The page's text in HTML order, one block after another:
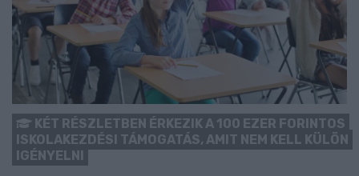
KÉT RÉSZLETBEN ÉRKEZIK A 100 EZER FORINTOS
ISKOLAKEZDÉSI TÁMOGATÁS, AMIT NEM KELL KÜLÖN
IGÉNYELNI